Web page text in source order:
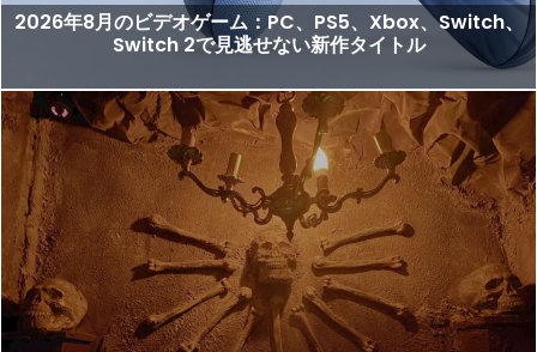
2026年8月のビデオゲーム：PC、PS5、Xbox、Switch、
Switch 2で見逃せない新作タイトル